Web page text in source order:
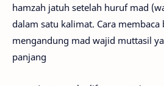
hamzah jatuh setelah huruf mad
dalam satu kalimat. Cara membaca
mengandung mad wajid muttasil
panjang